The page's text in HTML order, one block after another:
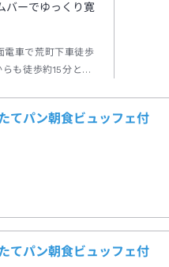
バーでゆっくり寛
電車で荒町下車徒歩
も徒歩約15分と徒
てパン朝食ビュッフェ付
てパン朝食ビュッフェ付